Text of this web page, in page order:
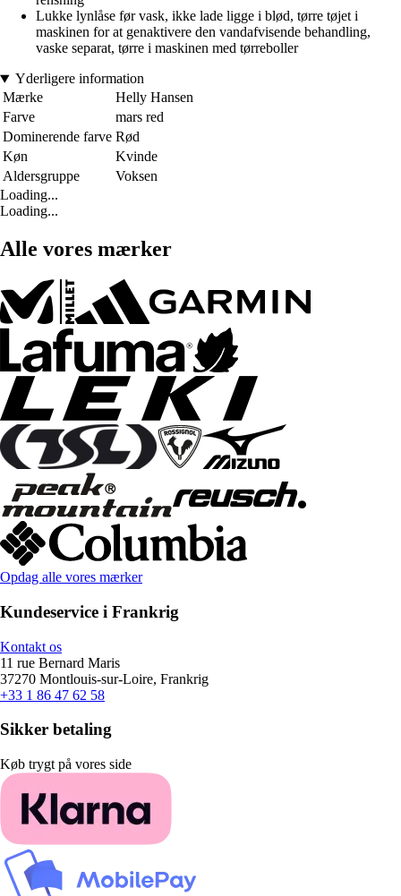
Lukke lynlåse før vask, ikke lade ligge i blød, tørre tøjet i
maskinen for at genaktivere den vandafvisende behandling,
vaske separat, tørre i maskinen med tørreboller
Yderligere information
Mærke
Helly Hansen
Farve
mars red
Dominerende farve Rød
Køn
Kvinde
Aldersgruppe
Voksen
Loading...
Loading...
Alle vores mærker
Opdag alle vores mærker
Kundeservice i Frankrig
Kontakt os
11 rue Bernard Maris
37270 Montlouis-sur-Loire, Frankrig
+33 1 86 47 62 58
Sikker betaling
Køb trygt på vores side